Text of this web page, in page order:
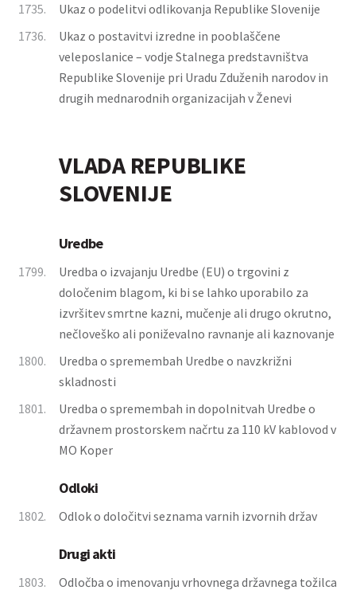
1735.
Ukaz o podelitvi odlikovanja Republike Slovenije
1736.
Ukaz o postavitvi izredne in pooblaščene
veleposlanice – vodje Stalnega predstavništva
Republike Slovenije pri Uradu Zduženih narodov in
drugih mednarodnih organizacijah v Ženevi
VLADA REPUBLIKE
SLOVENIJE
Uredbe
1799.
Uredba o izvajanju Uredbe (EU) o trgovini z
določenim blagom, ki bi se lahko uporabilo za
izvršitev smrtne kazni, mučenje ali drugo okrutno,
nečloveško ali poniževalno ravnanje ali kaznovanje
1800.
Uredba o spremembah Uredbe o navzkrižni
skladnosti
1801.
Uredba o spremembah in dopolnitvah Uredbe o
državnem prostorskem načrtu za 110 kV kablovod v
MO Koper
Odloki
1802. Odlok o določitvi seznama varnih izvornih držav
Drugi akti
1803.
Odločba o imenovanju vrhovnega državnega tožilca